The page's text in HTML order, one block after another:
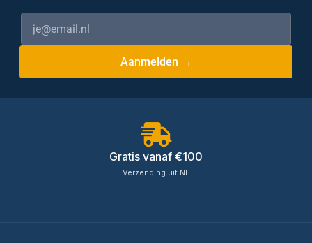
Aanmelden →
Gratis vanaf €100
Verzending uit NL